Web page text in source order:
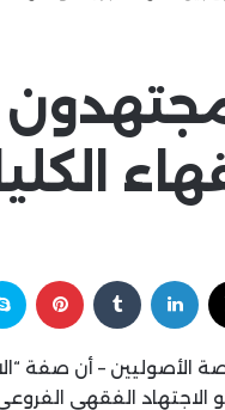
لينكدإن
الأصوليين – أن صفة
الاجتهاد الفقهي